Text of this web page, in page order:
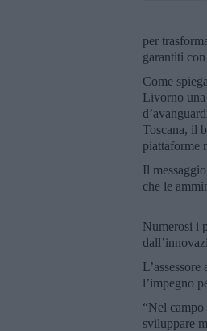
per
garantiti
Come
Livorno una
Toscana, il
piattaforme
Il
che le
Numerosi i
l’impegno
“Nel
sviluppare